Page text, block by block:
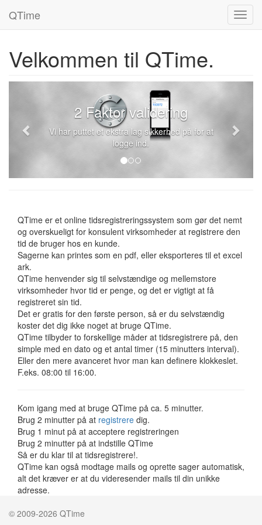
QTime
Velkommen til QTime.
2 Faktor validering
Vi har puttet et ekstra lag sikkerhed på for at
logge ind.
QTime er et online tidsregistreringssystem som gør det nemt
og overskueligt for konsulent virksomheder at registrere den
tid de bruger hos en kunde.
Sagerne kan printes som en pdf, eller eksporteres til et excel
ark.
QTime henvender sig til selvstændige og mellemstore
virksomheder hvor tid er penge, og det er vigtigt at få
registreret sin tid.
Det er gratis for den første person, så er du selvstændig
koster det dig ikke noget at bruge QTime.
QTime tilbyder to forskellige måder at tidsregistrere på, den
simple med en dato og et antal timer (15 minutters interval).
Eller den mere avanceret hvor man kan definere klokkeslet.
F.eks. 08:00 til 16:00.
Kom igang med at bruge QTime på ca. 5 minutter.
Brug 2 minutter på at registrere dig.
Brug 1 minut på at acceptere registreringen
Brug 2 minutter på at indstille QTime
Så er du klar til at tidsregistrere!.
QTime kan også modtage mails og oprette sager automatisk,
alt det kræver er at du videresender mails til din unikke
adresse.
© 2009-2026 QTime